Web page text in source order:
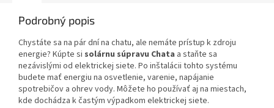
Podrobný popis
Chystáte sa na pár dní na chatu, ale nemáte prístup k zdroju
energie? Kúpte si solárnu súpravu Chata a staňte sa
nezávislými od elektrickej siete. Po inštalácii tohto systému
budete mať energiu na osvetlenie, varenie, napájanie
spotrebičov a ohrev vody. Môžete ho používať aj na miestach,
kde dochádza k častým výpadkom elektrickej siete.